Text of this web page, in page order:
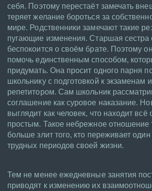
себя. Поэтому перестаёт замечать
теряет желание бороться за
мире. Родственники замечают такие
пугающие изменения. Старшая сестра
беспокоится о своём брате. Поэтому
помочь единственным способом,
придумать. Она просит одного парня
школьнику с подготовкой к экзаменам
репетитором. Сам школьник
соглашение как суровое наказание.
выглядит как человек, что находит всё
простым. Такое небрежное отношение
больше злит того, кто переживает
трудных периодов своей жизни.
Тем не менее ежедневные занятия
приводят к изменению их